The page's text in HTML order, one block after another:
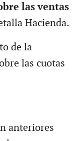
las ventas
Hacienda.
de la
las cuotas
anteriores